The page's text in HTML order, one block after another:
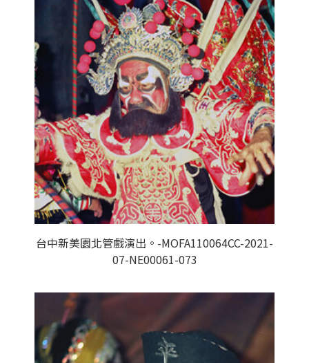
台中新美園北管戲演出。-MOFA110064CC-2021-
07-NE00061-073